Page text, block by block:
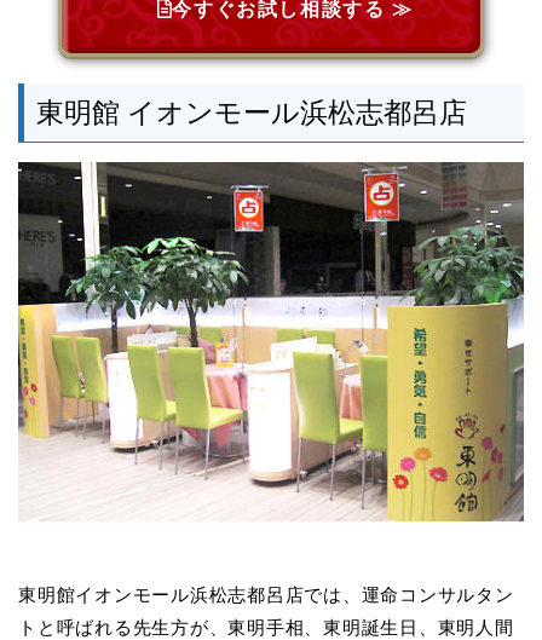
今すぐお試し相談する ≫
東明館 イオンモール浜松志都呂店
東明館イオンモール浜松志都呂店では、運命コンサルタン
トと呼ばれる先生方が、東明手相、東明誕生日、東明人間